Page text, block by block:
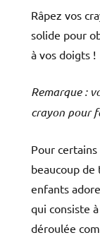
Râpez vos
solide pour
à vos doigts !
Remarque :
crayon pour
Pour
beaucoup de
enfants
qui consiste
déroulée